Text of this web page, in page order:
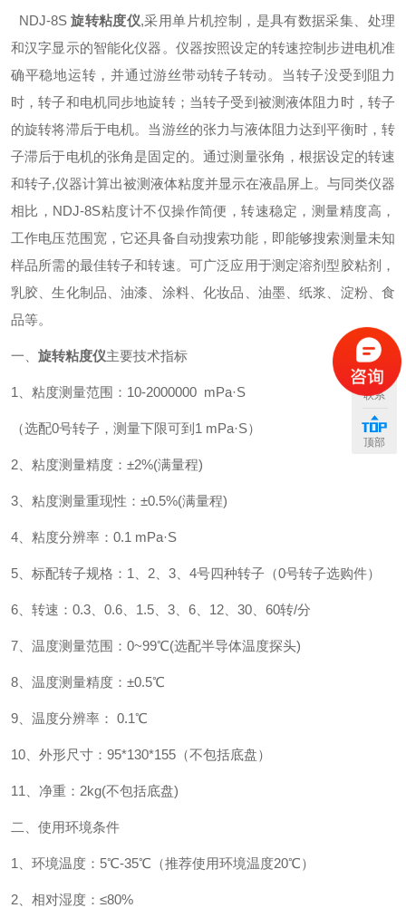
NDJ-8S旋转粘度仪,采用单片机控制，是具有数据采集、处理
和汉字显示的智能化仪器。仪器按照设定的转速控制步进电机准
确平稳地运转，并通过游丝带动转子转动。当转子没受到阻力
时，转子和电机同步地旋转；当转子受到被测液体阻力时，转子
的旋转将滞后于电机。当游丝的张力与液体阻力达到平衡时，转
子滞后于电机的张角是固定的。通过测量张角，根据设定的转速
和转子,仪器计算出被测液体粘度并显示在液晶屏上。与同类仪器
相比，NDJ-8S粘度计不仅操作简便，转速稳定，测量精度高，
工作电压范围宽，它还具备自动搜索功能，即能够搜索测量未知
样品所需的最佳转子和转速。可广泛应用于测定溶剂型胶粘剂，
乳胶、生化制品、油漆、涂料、化妆品、油墨、纸浆、淀粉、食
品等。
一、 旋转粘度仪主要技术指标
1、粘度测量范围：10-2000000 mPa·S
（选配0号转子，测量下限可到1 mPa·S）
2、粘度测量精度：±2%(满量程)
3、粘度测量重现性：±0.5%(满量程)
4、粘度分辨率：0.1 mPa·S
5、标配转子规格：1、2、3、4号四种转子（0号转子选购件）
6、转速：0.3、0.6、1.5、3、6、12、30、60转/分
7、温度测量范围：0~99℃(选配半导体温度探头)
8、温度测量精度：±0.5℃
9、温度分辨率： 0.1℃
10、外形尺寸：95*130*155（不包括底盘）
11、净重：2kg(不包括底盘)
二、使用环境条件
1、环境温度：5℃-35℃（推荐使用环境温度20℃）
2、相对湿度：≤80%
联系
顶部